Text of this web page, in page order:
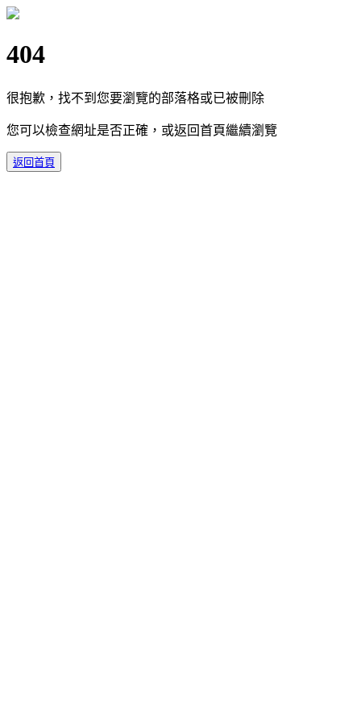
404
很抱歉，找不到您要瀏覽的部落格或已被刪除
您可以檢查網址是否正確，或返回首頁繼續瀏覽
返回首頁